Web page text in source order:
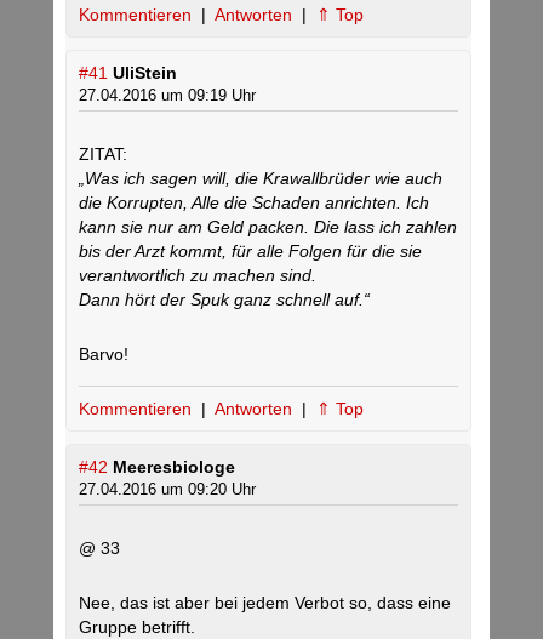
Kommentieren | Antworten | ⇑ Top
#41 UliStein
27.04.2016 um 09:19 Uhr
ZITAT:
„Was ich sagen will, die Krawallbrüder wie auch
die Korrupten, Alle die Schaden anrichten. Ich
kann sie nur am Geld packen. Die lass ich zahlen
bis der Arzt kommt, für alle Folgen für die sie
verantwortlich zu machen sind.
Dann hört der Spuk ganz schnell auf.“
Barvo!
Kommentieren | Antworten | ⇑ Top
#42 Meeresbiologe
27.04.2016 um 09:20 Uhr
@ 33
Nee, das ist aber bei jedem Verbot so, dass eine
Gruppe betrifft.